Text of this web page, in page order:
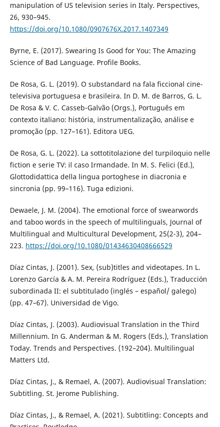
manipulation of US television series in Italy. Perspectives,
26, 930–945.
https://doi.org/10.1080/0907676X.2017.1407349
Byrne, E. (2017). Swearing Is Good for You: The Amazing
Science of Bad Language. Profile Books.
De Rosa, G. L. (2019). O substandard na fala ficcional cine-
televisiva portuguesa e brasileira. In D. M. de Barros, G. L.
De Rosa & V. C. Casseb-Galvão (Orgs.), Português em
contexto italiano: história, instrumentalização, análise e
promoção (pp. 127–161). Editora UEG.
De Rosa, G. L. (2022). La sottotitolazione del turpiloquio nelle
fiction e serie TV: il caso Irmandade. In M. S. Felici (Ed.),
Glottodidattica della lingua portoghese in diacronia e
sincronia (pp. 99–116). Tuga edizioni.
Dewaele, J. M. (2004). The emotional force of swearwords
and taboo words in the speech of multilinguals, Journal of
Multilingual and Multicultural Development, 25(2-3), 204–
223. https://doi.org/10.1080/01434630408666529
Díaz Cintas, J. (2001). Sex, (sub)titles and videotapes. In L.
Lorenzo García & A. M. Pereira Rodríguez (Eds.), Traducción
subordinada II: el subtitulado (inglés – español/ galego)
(pp. 47–67). Universidad de Vigo.
Díaz Cintas, J. (2003). Audiovisual Translation in the Third
Millennium. In G. Anderman & M. Rogers (Eds.), Translation
Today. Trends and Perspectives. (192–204). Multilingual
Matters Ltd.
Díaz Cintas, J., & Remael, A. (2007). Audiovisual Translation:
Subtitling. St. Jerome Publishing.
Díaz Cintas, J., & Remael, A. (2021). Subtitling: Concepts and